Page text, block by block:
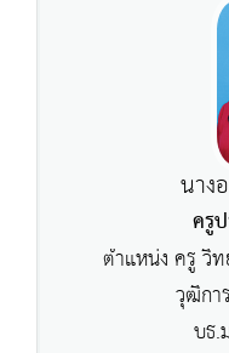
นาง
ครู
ตำแหน่ง ครู วิ
วุฒิก
บธ.